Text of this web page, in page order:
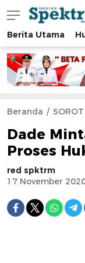
Berita Utama
Beranda SOROT
Dade
Proses
red spktrm
17 November